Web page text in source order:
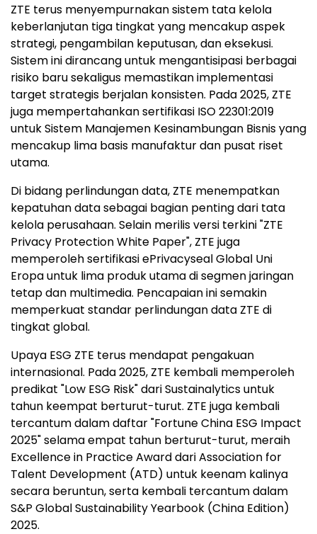
ZTE terus menyempurnakan sistem tata kelola
keberlanjutan tiga tingkat yang mencakup aspek
strategi, pengambilan keputusan, dan eksekusi.
Sistem ini dirancang untuk mengantisipasi berbagai
risiko baru sekaligus memastikan implementasi
target strategis berjalan konsisten. Pada 2025, ZTE
juga mempertahankan sertifikasi ISO 22301:2019
untuk Sistem Manajemen Kesinambungan Bisnis yang
mencakup lima basis manufaktur dan pusat riset
utama.
Di bidang perlindungan data, ZTE menempatkan
kepatuhan data sebagai bagian penting dari tata
kelola perusahaan. Selain merilis versi terkini "ZTE
Privacy Protection White Paper", ZTE juga
memperoleh sertifikasi ePrivacyseal Global Uni
Eropa untuk lima produk utama di segmen jaringan
tetap dan multimedia. Pencapaian ini semakin
memperkuat standar perlindungan data ZTE di
tingkat global.
Upaya ESG ZTE terus mendapat pengakuan
internasional. Pada 2025, ZTE kembali memperoleh
predikat "Low ESG Risk" dari Sustainalytics untuk
tahun keempat berturut-turut. ZTE juga kembali
tercantum dalam daftar "Fortune China ESG Impact
2025" selama empat tahun berturut-turut, meraih
Excellence in Practice Award dari Association for
Talent Development (ATD) untuk keenam kalinya
secara beruntun, serta kembali tercantum dalam
S&P Global Sustainability Yearbook (China Edition)
2025.